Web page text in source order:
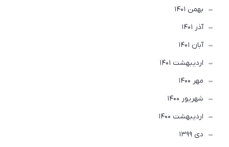
بهمن 1401
آذر 1401
آبان 1401
ارديبهشت 1401
مهر 1400
شهریور 1400
ارديبهشت 1400
دی 1399